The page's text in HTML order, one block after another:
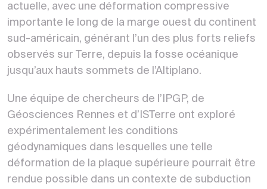
actuelle, avec une déformation compressive
importante le long de la marge ouest du continent
sud-américain, générant l’un des plus forts reliefs
observés sur Terre, depuis la fosse océanique
jusqu’aux hauts sommets de l’Altiplano.
Une équipe de chercheurs de l’IPGP, de
Géosciences Rennes et d’ISTerre ont exploré
expérimentalement les conditions
géodynamiques dans lesquelles une telle
déformation de la plaque supérieure pourrait être
rendue possible dans un contexte de subduction